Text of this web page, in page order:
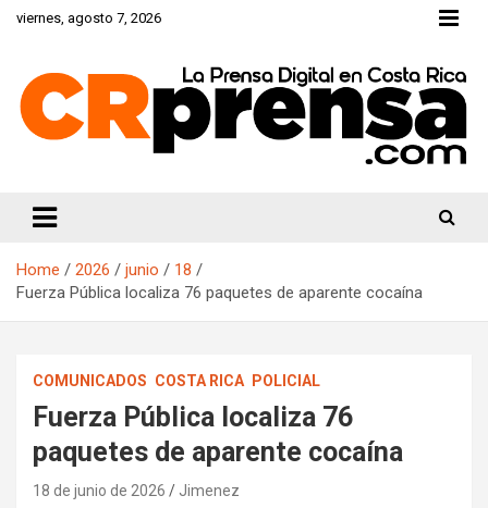
Skipviernes, agosto 7, 2026
Home 2026 junio
18
Fuerza Pública localiza 76 paquetes de aparente cocaína
COMUNICADOS COSTA RICA POLICIAL
Fuerza Pública localiza 76
paquetes de aparente cocaína
18 de junio de 2026 Jimenez